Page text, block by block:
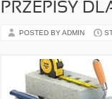
PRZEPISY
POSTED BY ADMIN